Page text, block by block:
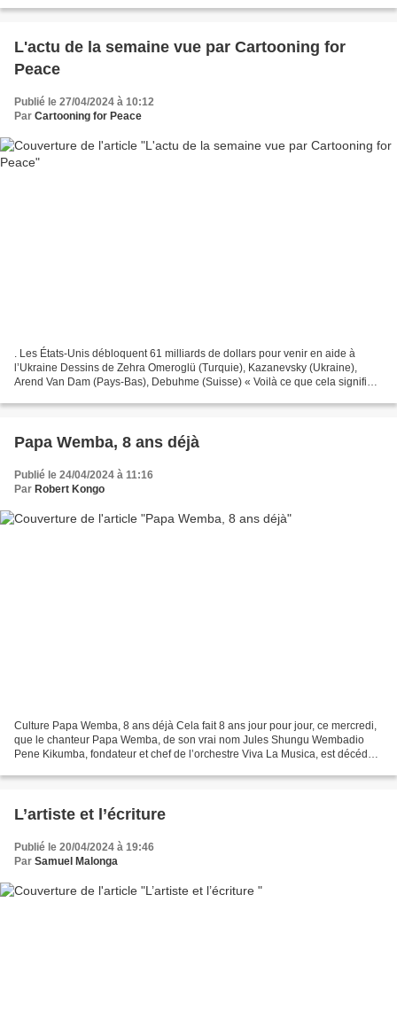
L'actu de la semaine vue par Cartooning for
Peace
Publié le 27/04/2024 à 10:12
Par Cartooning for Peace
. Les États-Unis débloquent 61 milliards de dollars pour venir en aide à
l’Ukraine Dessins de Zehra Omeroglü (Turquie), Kazanevsky (Ukraine),
Arend Van Dam (Pays-Bas), Debuhme (Suisse) « Voilà ce que cela signifie
Papa Wemba, 8 ans déjà
Publié le 24/04/2024 à 11:16
Par Robert Kongo
Culture Papa Wemba, 8 ans déjà Cela fait 8 ans jour pour jour, ce mercredi,
que le chanteur Papa Wemba, de son vrai nom Jules Shungu Wembadio
Pene Kikumba, fondateur et chef de l’orchestre Viva La Musica, est décédé.
L’artiste et l’écriture
Publié le 20/04/2024 à 19:46
Par Samuel Malonga